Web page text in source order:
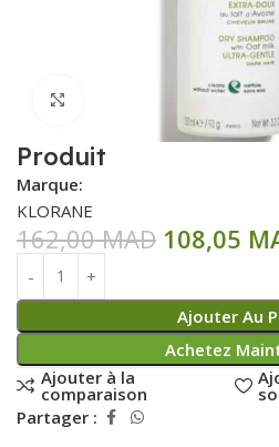
Produit
Marque:
KLORANE
162,00MAD 108,05
Ajouter Au
Achetez
Ajouter à la
comparaison
Partager :